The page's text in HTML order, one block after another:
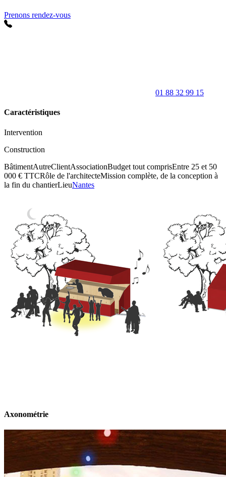
Prenons rendez-vous
01 88 32 99 15
Caractéristiques
Intervention
Construction
BâtimentAutreClientAssociationBudget tout comprisEntre 25 et 50
000 € TTCRôle de l'architecteMission complète, de la conception à
la fin du chantierLieuNantes
Axonométrie